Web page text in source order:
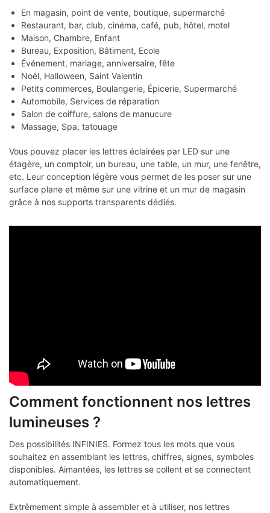
En magasin, point de vente, boutique, supermarché
Restaurant, bar, club, cinéma, café, pub, hôtel, motel
Maison, Chambre, Enfant
Bureau, Exposition, Bâtiment, Ecole
Événement, mariage, anniversaire, fête
Noël, Halloween, Saint Valentin
Petits commerces, Boulangerie, Épicerie, Supermarché
Automobile, Services de réparation
Salon de coiffure, salons de manucure
Massage, Spa, tatouage
Vous pouvez placer les lettres éclairées par LED sur une
étagère, un comptoir, un bureau, une table, un mur, une fenêtre,
etc. Leur conception légère vous permet de les poser sur une
surface plane et même sur une vitrine et un mur de magasin
grâce à nos supports transparents dédiés.
Comment fonctionnent nos lettres
lumineuses ?
Des possibilités INFINIES. Formez tous les mots que vous
souhaitez en assemblant les lettres, chiffres, signes, symboles
disponibles. Aimantées, les lettres se collent et se connectent
automatiquement.
Extrêmement simple à assembler et à utiliser, nos lettres